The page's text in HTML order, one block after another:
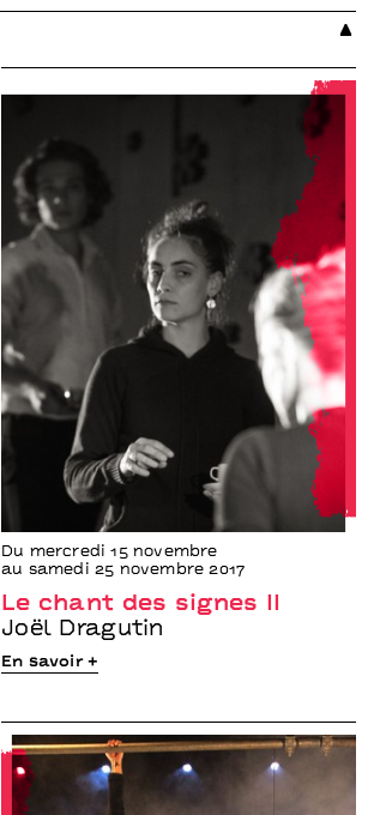
Du mercredi 15 novembre
au samedi 25 novembre 2017
Le chant des signes II
Joël Dragutin
En savoir +